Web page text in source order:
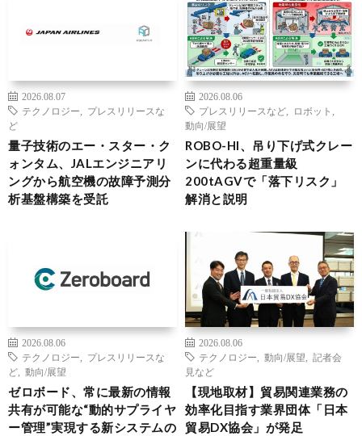
2026.08.07
テクノロジー
プレスリリースな
ど
量子技術のエー・スター・ク
ォンタム、JALエンジニアリ
ングから航空機の故障予測分
析基盤構築を受託
2026.08.06
プレスリリースなど
ロボット
動向/展望
ROBO-HI、吊り下げ式クレー
ンに代わる超重量級
200tAGVで「落下リスク」
解消と説明
2026.08.06
テクノロジー
プレスリリースな
ど
動向/展望
ゼロボード、常に最新の情報
共有が可能な“動的サプライヤ
ー管理”実現する新システムの
2026.08.06
テクノロジー
動向/展望
記者会
見など
【現地取材】貿易関連業務の
効率化目指す業界団体「日本
貿易DX協会」が発足